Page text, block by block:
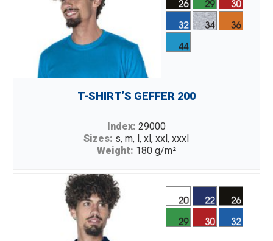
T-SHIRT’S GEFFER 200
Index: 29000
Sizes: s, m, l, xl, xxl, xxxl
Weight: 180 g/m²
Description:single jersey; cotton rib; seamless
sides; double stitching; tear off label.